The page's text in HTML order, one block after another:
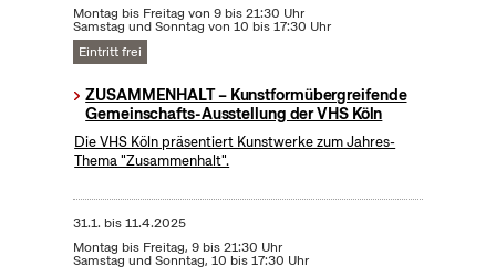
Montag bis Freitag von 9 bis 21:30 Uhr
Samstag und Sonntag von 10 bis 17:30 Uhr
Eintritt frei
ZUSAMMENHALT – Kunstformübergreifende
Gemeinschafts-Ausstellung der VHS Köln
Die VHS Köln präsentiert Kunstwerke zum Jahres-
Thema "Zusammenhalt".
31.1. bis11.4.2025
Montag bis Freitag, 9 bis 21:30 Uhr
Samstag und Sonntag, 10 bis 17:30 Uhr